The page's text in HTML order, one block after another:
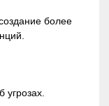
более
угрозах.